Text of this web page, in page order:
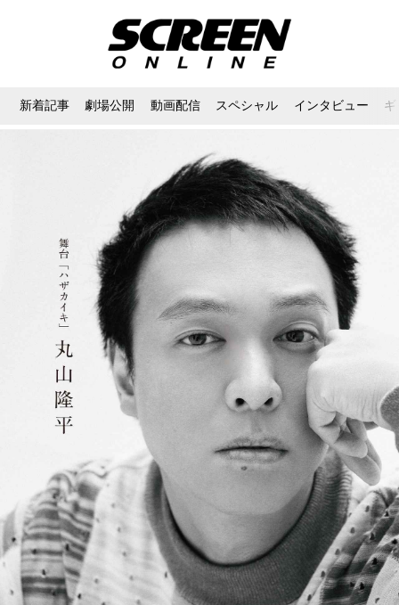
新着記事 劇場公開 動画配信 スペシャル インタビュー